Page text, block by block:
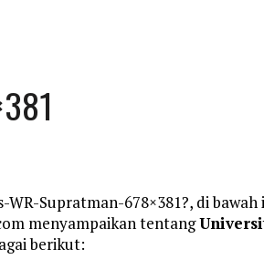
Supratman-678×381?, di bawah
menyampaikan tentang
berikut: